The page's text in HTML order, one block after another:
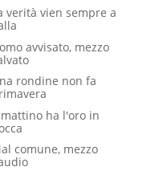
verità vien sempre a
avvisato, mezzo
rondine non fa
ha l'oro in
comune, mezzo